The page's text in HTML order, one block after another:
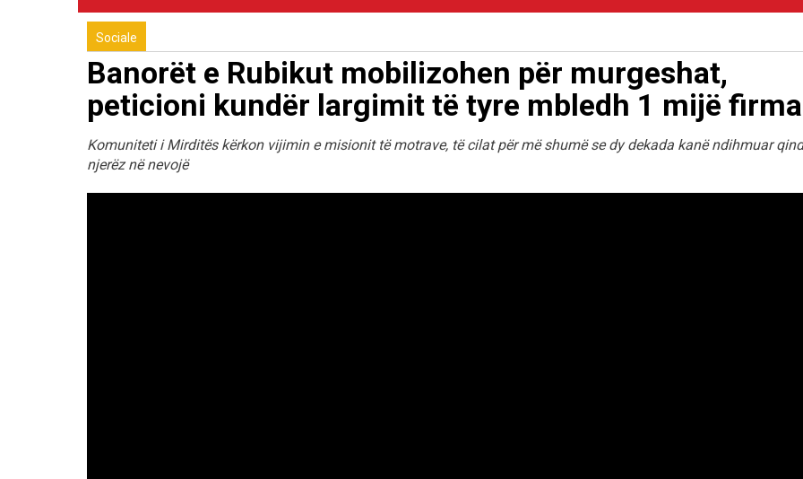
Sociale
Banorët e Rubikut mobilizohen për murgeshat,
peticioni kundër largimit të tyre mbledh 1 mijë firma
Komuniteti i Mirditës kërkon vijimin e misionit të motrave, të cilat për më shumë se dy dekada kanë ndihmuar
njerëz në nevojë